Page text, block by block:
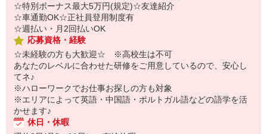
☆特別ボーナス最大5万円(規定)☆友達紹介
☆車通勤OK☆正社員登用制度有
☆週払い・月2回払いOK
応募資格・経験
☆未経験の方も大歓迎☆ ※高校生は不可
あなたのレベルに合わせた研修をご用意しているので、安心し
てネ♪
※ハローワークでお仕事お探しの方も対象
※エリアによって英語・中国語・ポルトガル語などの語学を活
かせます♪
休日・休暇